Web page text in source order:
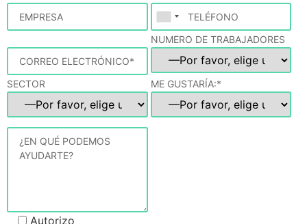
NUMERO DE TRABAJADORES
SECTOR ME GUSTARÍA:*
Autorizo